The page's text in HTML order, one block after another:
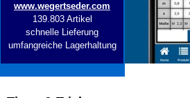
www.wegertseder.com
139.803 Artikel
schnelle Lieferung
umfangreiche Lagerhaltung